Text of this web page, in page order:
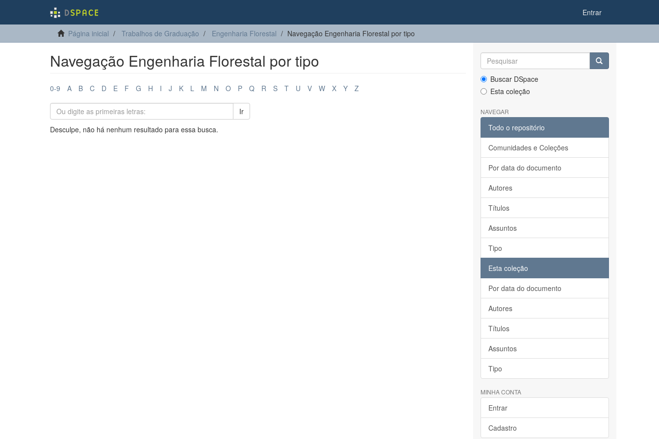
Entrar
Página inicial Trabalhos de Graduação Engenharia Florestal Navegação Engenharia Florestal por tipo
Navegação Engenharia Florestal por tipo
0-9 A B C D E F G H I J K L M N O P Q R S T U V W X Y Z
Ir
Desculpe, não há nenhum resultado para essa busca.
Buscar DSpace
Esta coleção
NAVEGAR
Todo o repositório
Comunidades e Coleções
Por data do documento
Autores
Títulos
Assuntos
Tipo
Esta coleção
Por data do documento
Autores
Títulos
Assuntos
Tipo
MINHA CONTA
Entrar
Cadastro